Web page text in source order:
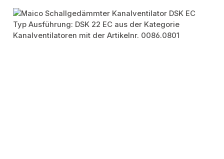
Bildergalerie überspringen